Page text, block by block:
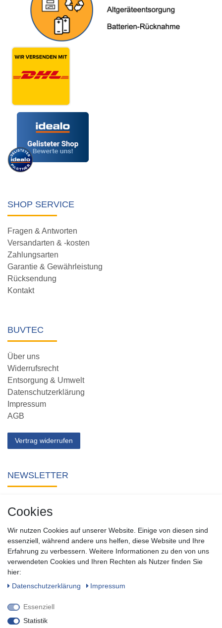
SHOP SERVICE
Fragen & Antworten
Versandarten & -kosten
Zahlungsarten
Garantie & Gewährleistung
Rücksendung
Kontakt
BUVTEC
Über uns
Widerrufsrecht
Entsorgung & Umwelt
Datenschutzerklärung
Impressum
AGB
Vertrag widerrufen
NEWSLETTER
Sie keine Neuigkeit oder Aktion aus unserem Shop.
Zum Newsletter anmelden
SOCIAL
Cookies
Wir nutzen Cookies auf unserer Website. Einige von diesen sind
essenziell, während andere uns helfen, diese Website und Ihre
Erfahrung zu verbessern. Weitere Informationen zu den von uns
verwendeten Cookies und Ihren Rechten als Nutzer finden Sie
hier:
Daten­schutz­erklärung
Impressum
Essenziell
Statistik